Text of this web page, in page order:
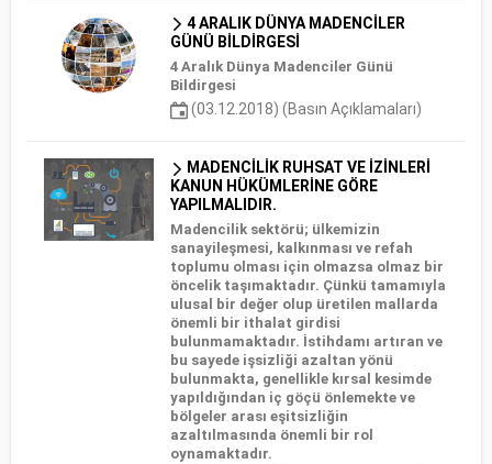
4 ARALIK DÜNYA MADENCİLER
GÜNÜ BİLDİRGESİ
4 Aralık Dünya Madenciler Günü
Bildirgesi
(03.12.2018) (Basın Açıklamaları)
MADENCİLİK RUHSAT VE İZİNLERİ
KANUN HÜKÜMLERİNE GÖRE
YAPILMALIDIR.
Madencilik sektörü; ülkemizin
sanayileşmesi, kalkınması ve refah
toplumu olması için olmazsa olmaz bir
öncelik taşımaktadır. Çünkü tamamıyla
ulusal bir değer olup üretilen mallarda
önemli bir ithalat girdisi
bulunmamaktadır. İstihdamı artıran ve
bu sayede işsizliği azaltan yönü
bulunmakta, genellikle kırsal kesimde
yapıldığından iç göçü önlemekte ve
bölgeler arası eşitsizliğin
azaltılmasında önemli bir rol
oynamaktadır.